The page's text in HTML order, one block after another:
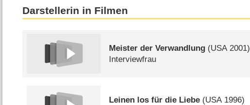
Darstellerin in Filmen
Meister der Verwandlung (USA2001)
Interviewfrau
Leinen los für die Liebe (USA1996)